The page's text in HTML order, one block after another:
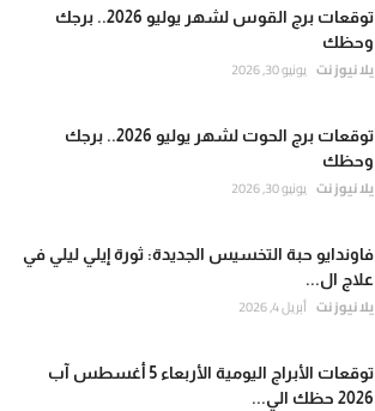
توقعات برج القوس لشهر يوليو 2026.. برجك
وحظك
يلا نيوز نت يونيو 30, 2026
توقعات برج الحوت لشهر يوليو 2026.. برجك
وحظك
يلا نيوز نت يونيو 30, 2026
فاوندايو حبة التخسيس الجديدة: ثورة إيلي ليلي في
علاج ال...
يلا نيوز نت أبريل 4, 2026
توقعات الأبراج اليومية الأربعاء 5 أغسطس آب
2026 حظك الي...